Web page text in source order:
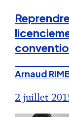
Arnaud
2 juillet